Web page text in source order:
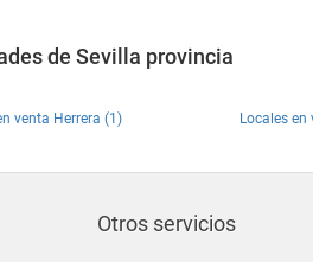
de Sevilla provincia
venta Herrera (1) Locales
Otros servicios